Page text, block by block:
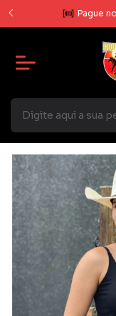
Pague